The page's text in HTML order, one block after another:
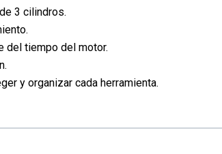
3 cilindros.
del tiempo del motor.
y organizar cada herramienta.